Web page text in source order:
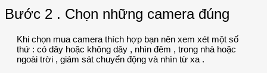
Bước 2 . Chọn những camera đúng
Khi chọn mua camera thích hợp bạn nên xem xét một số
thứ : có dây hoặc không dây , nhìn đêm , trong nhà hoặc
ngoài trời , giám sát chuyển động và nhìn từ xa .